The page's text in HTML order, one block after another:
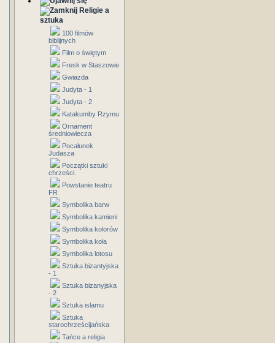
Religie a
sztuka
100 filmów
biblijnych
Film o świętym
Fresk w Staszowie
Gwiazda
Judyta - 1
Judyta - 2
Katakumby Rzymu
Ornament
średniowiecza
Pocałunek
Judasza
Początki sztuki
chrześci.
Powstanie teatru
FR
Symbolika barw
Symbolika kamieni
Symbolika kolorów
Symbolika koła
Symbolika lotosu
Sztuka bizantyjska
- 1
Sztuka bizanyjska
- 2
Sztuka islamu
Sztuka
starochrześcijańska
Tańce a religia